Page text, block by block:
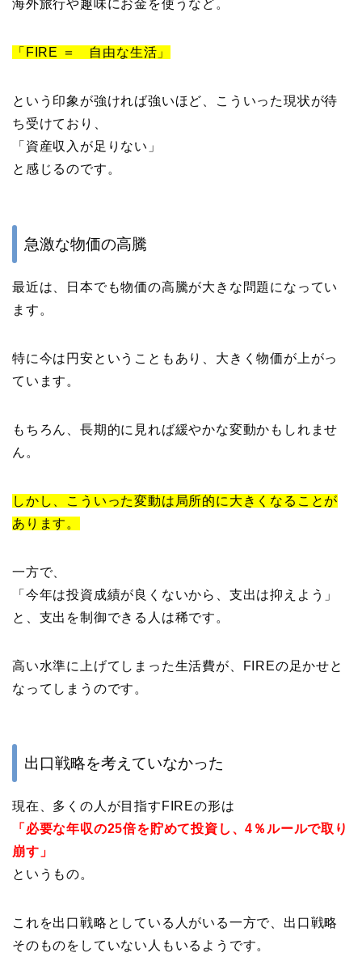
海外旅行や趣味にお金を使うなど。
「FIRE ＝ 自由な生活」
という印象が強ければ強いほど、こういった現状が待
ち受けており、
「資産収入が足りない」
と感じるのです。
急激な物価の高騰
最近は、日本でも物価の高騰が大きな問題になってい
ます。
特に今は円安ということもあり、大きく物価が上がっ
ています。
もちろん、長期的に見れば緩やかな変動かもしれませ
ん。
しかし、こういった変動は局所的に大きくなることが
あります。
一方で、
「今年は投資成績が良くないから、支出は抑えよう」
と、支出を制御できる人は稀です。
高い水準に上げてしまった生活費が、FIREの足かせと
なってしまうのです。
出口戦略を考えていなかった
現在、多くの人が目指すFIREの形は
「必要な年収の25倍を貯めて投資し、4％ルールで取り
崩す」
というもの。
これを出口戦略としている人がいる一方で、出口戦略
そのものをしていない人もいるようです。